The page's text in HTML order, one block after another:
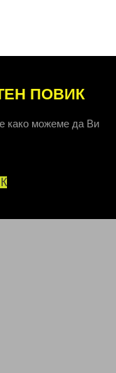
ПОВИК
како можеме да Ви